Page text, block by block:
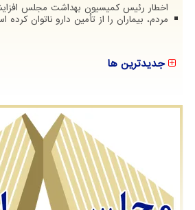
اخطار رئیس کمیسیون بهداشت مجلس
مردم، بیماران را از تأمین دارو ناتوان کرده
جدیدترین ها